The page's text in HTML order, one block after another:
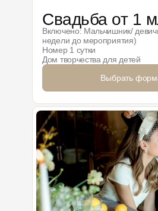
Свадьба от 1
Включено: Мальчишник/
недели до мероприятия)
Номер 1 сутки
Дом творчества для детей
Выбрать